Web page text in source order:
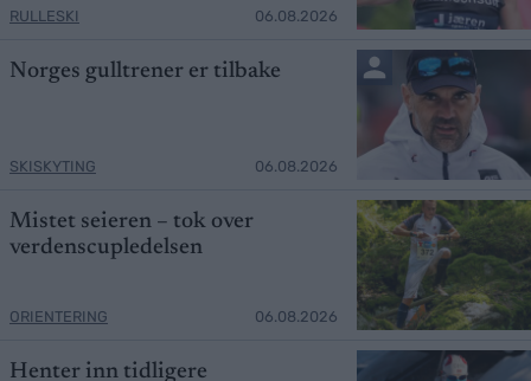
RULLESKI 06.08.2026
Norges gulltrener er tilbake
SKISKYTING 06.08.2026
Mistet seieren – tok over
verdenscupledelsen
ORIENTERING 06.08.2026
Henter inn tidligere